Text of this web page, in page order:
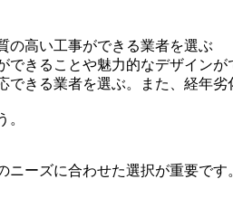
の高い工事ができる業者を選ぶ
きることや魅力的なデザインが
きる業者を選ぶ。また、経年
。
ーズに合わせた選択が重要です